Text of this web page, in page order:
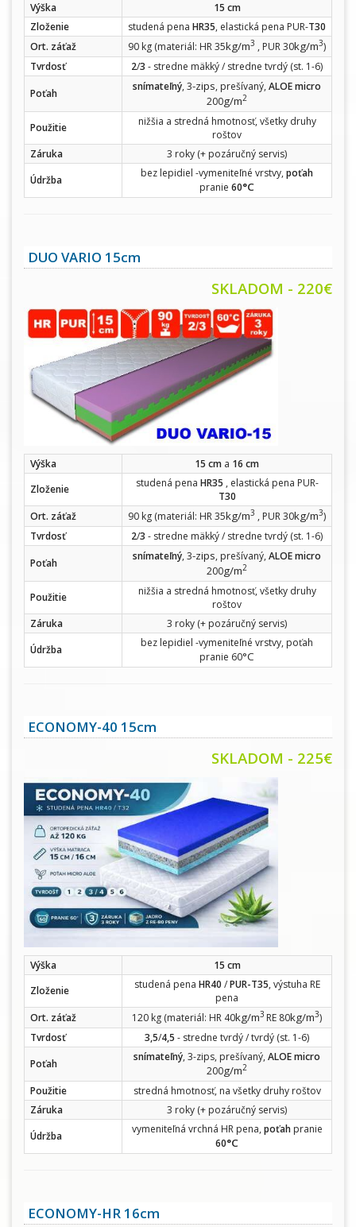
Výška
15 cm
Zloženie
studená pena HR35, elastická pena PUR-T30
Ort. záťaž
90 kg (materiál: HR 35kg/m3 , PUR 30kg/m3)
Tvrdosť
2/3 - stredne mäkký / stredne tvrdý (st. 1-6)
Poťah
snímateľný, 3-zips, prešívaný, ALOE micro
200g/m2
Použitie
nižšia a stredná hmotnosť, všetky druhy
roštov
Záruka
3 roky (+ pozáručný servis)
Údržba
bez lepidiel -vymeniteľné vrstvy, poťah
pranie 60°C
DUO VARIO 15cm
SKLADOM - 220€
Výška 15 cm a 16 cm
Zloženie
studená pena HR35 , elastická pena PUR-
T30
Ort. záťaž
90 kg (materiál: HR 35kg/m3 , PUR 30kg/m3)
Tvrdosť
2/3 - stredne mäkký / stredne tvrdý (st. 1-6)
Poťah
snímateľný, 3-zips, prešívaný, ALOE micro
200g/m2
Použitie
nižšia a stredná hmotnosť, všetky druhy
roštov
Záruka
3 roky (+ pozáručný servis)
Údržba
bez lepidiel -vymeniteľné vrstvy, poťah
pranie 60°C
ECONOMY-40 15cm
SKLADOM - 225€
Výška
15 cm
Zloženie
studená pena HR40 /PUR-T35, výstuha RE
pena
Ort. záťaž
120 kg (materiál: HR 40kg/m3 RE 80kg/m3)
Tvrdosť
3,5/4,5 - stredne tvrdý / tvrdý (st. 1-6)
Poťah
snímateľný, 3-zips, prešívaný, ALOE micro
200g/m2
Použitie
stredná hmotnosť, na všetky druhy roštov
Záruka
3 roky (+ pozáručný servis)
Údržba
vymeniteľná vrchná HR pena, poťahpranie
60°C
ECONOMY-HR 16cm